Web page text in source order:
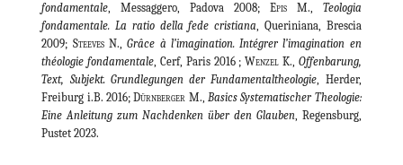
fondamentale, Messaggero, Padova 2008; EpisM., Teologia
fondamentale. La ratio della fede cristiana, Queriniana, Brescia
2009; SteevesN.,Grâce à l’imagination.Intégrer l’imagination en
théologie fondamentale, Cerf, Paris 2016 ;Wenzel K., Offenbarung,
Text, Subjekt. Grundlegungen der Fundamentaltheologie, Herder,
Freiburg i.B. 2016;Dürnberger M., Basics Systematischer Theologie:
Eine Anleitung zum Nachdenken über den Glauben, Regensburg,
Pustet 2023.